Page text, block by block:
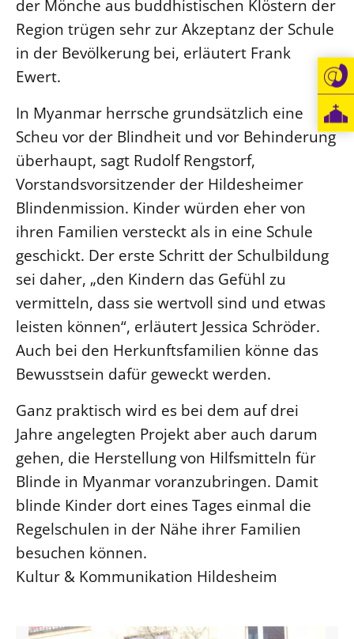
der Mönche aus buddhistischen Klöstern der
Region trügen sehr zur Akzeptanz der Schule
in der Bevölkerung bei, erläutert Frank
Ewert.
In Myanmar herrsche grundsätzlich eine
Scheu vor der Blindheit und vor Behinderung
überhaupt, sagt Rudolf Rengstorf,
Vorstandsvorsitzender der Hildesheimer
Blindenmission. Kinder würden eher von
ihren Familien versteckt als in eine Schule
geschickt. Der erste Schritt der Schulbildung
sei daher, „den Kindern das Gefühl zu
vermitteln, dass sie wertvoll sind und etwas
leisten können“, erläutert Jessica Schröder.
Auch bei den Herkunftsfamilien könne das
Bewusstsein dafür geweckt werden.
Ganz praktisch wird es bei dem auf drei
Jahre angelegten Projekt aber auch darum
gehen, die Herstellung von Hilfsmitteln für
Blinde in Myanmar voranzubringen. Damit
blinde Kinder dort eines Tages einmal die
Regelschulen in der Nähe ihrer Familien
besuchen können.
Kultur & Kommunikation Hildesheim